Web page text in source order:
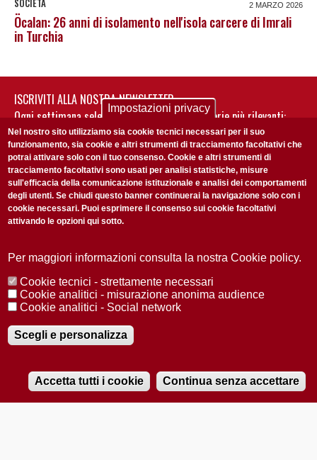
Audio
2 MARZO 2026
Öcalan: 26 anni di isolamento nell'isola carcere di Imrali
in Turchia
ISCRIVITI ALLA NOSTRA NEWSLETTER
Ogni settimana selezioniamo per te nostre storie più rilevanti:
non perderti gli aggiornamenti della nostra newsletter
Accetto laPrivacy Policy
Redazione Copyright Privacy
Area stampa
© 2025 Università di Padova
Registrazione presso il Tribunale di Padova n. 2097/2012 del 18 giugno
2012
Impostazioni privacy
Nel nostro sito utilizziamo sia cookie tecnici necessari per il suo
funzionamento, sia cookie e altri strumenti di tracciamento facoltativi che
potrai attivare solo con il tuo consenso. Cookie e altri strumenti di
tracciamento facoltativi sono usati per analisi statistiche, misure
sull'efficacia della comunicazione istituzionale e analisi dei comportamenti
degli utenti. Se chiudi questo banner continuerai la navigazione solo con i
cookie necessari. Puoi esprimere il consenso sui cookie facoltativi
attivando le opzioni qui sotto.
Per maggiori informazioni consulta la nostra Cookie policy.
Cookie tecnici - strettamente necessari
Cookie analitici - misurazione anonima audience
Cookie analitici - Social network
Scegli e personalizza
Accetta tutti i cookie Continua senza accettare